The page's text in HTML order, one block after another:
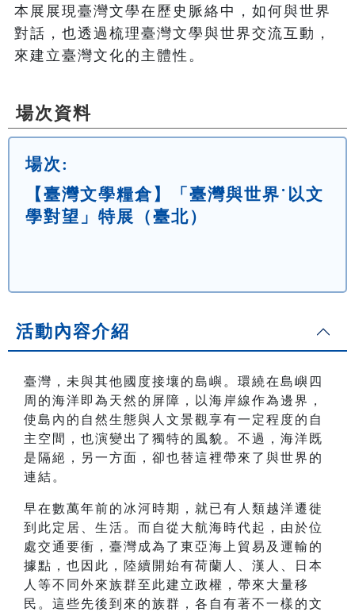
本展展現臺灣文學在歷史脈絡中，如何與世界
對話，也透過梳理臺灣文學與世界交流互動，
來建立臺灣文化的主體性。
場次資料
場次:
【臺灣文學糧倉】「臺灣與世界˙以文
學對望」特展（臺北）
活動內容介紹
臺灣，未與其他國度接壤的島嶼。環繞在島嶼四
周的海洋即為天然的屏障，以海岸線作為邊界，
使島內的自然生態與人文景觀享有一定程度的自
主空間，也演變出了獨特的風貌。不過，海洋既
是隔絕，另一方面，卻也替這裡帶來了與世界的
連結。
早在數萬年前的冰河時期，就已有人類越洋遷徙
到此定居、生活。而自從大航海時代起，由於位
處交通要衝，臺灣成為了東亞海上貿易及運輸的
據點，也因此，陸續開始有荷蘭人、漢人、日本
人等不同外來族群至此建立政權，帶來大量移
民。這些先後到來的族群，各自有著不一樣的文